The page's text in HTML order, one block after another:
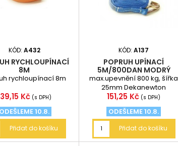
KÓD: A432
RYCHLOUPÍNACÍ
8M
rychloupínací 8m
Kč (s DPH)
ODEŠLEME 10.8.
Přidat do košíku
KÓD:A137
POPRUH UPÍNACÍ
5M/800DAN MODRÝ
max.upevnění 800 kg, šířka
25mm Dekanewton
(daN) platí převodní vztah 1
daN = 10 N,...
Cena
151,25 Kč (s DPH)
ODEŠLEME 10.8.
Přidat do košíku